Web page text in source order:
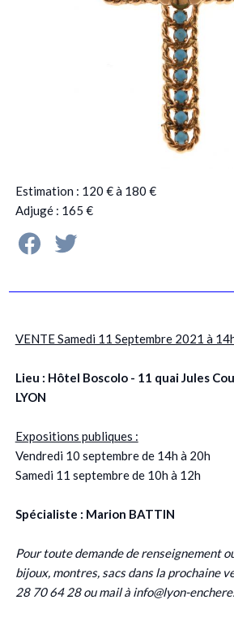
Estimation : 120 € à 180 €
Adjugé : 165 €
VENTE Samedi 11 Septembre 2021 à
Lieu : Hôtel Boscolo - 11 quai Jules
LYON
Expositions publiques :
Vendredi 10 septembre de 14h à 20h
Samedi 11 septembre de 10h à 12h
Spécialiste : Marion BATTIN
Pour toute demande de renseignement
bijoux, montres, sacs dans la prochaine
28 70 64 28 ou mail à info@lyon-